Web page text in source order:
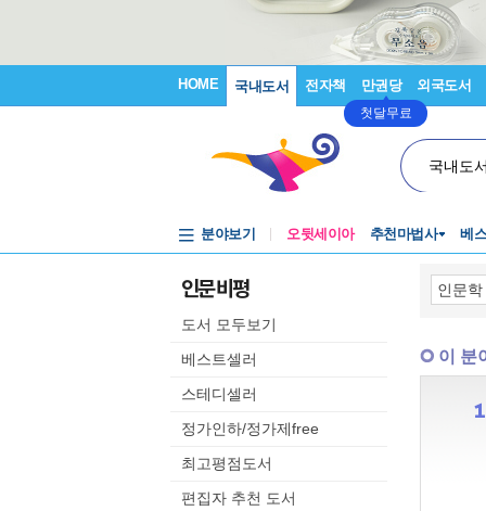
HOME 국내도서 전자책 만권당
첫달무료
외국도서
국내도
분야보기 오뒷세이아 추천마법사 베
인문 비평
도서 모두보기
베스트셀러
스테디셀러
정가인하/정가제free
최고평점도서
편집자 추천 도서
이 분